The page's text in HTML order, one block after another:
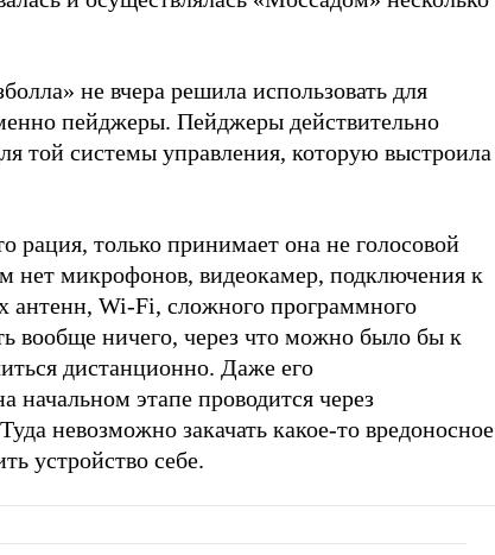
не вчера решила использовать для
пейджеры. Пейджеры действительно
той системы управления, которую выстроила
рация, только принимает она не голосовой
нет микрофонов, видеокамер, подключения к
антенн, Wi-Fi, сложного программного
вообще ничего, через что можно было бы к
дистанционно. Даже его
начальном этапе проводится через
невозможно закачать какое-то вредоносное
устройство себе.